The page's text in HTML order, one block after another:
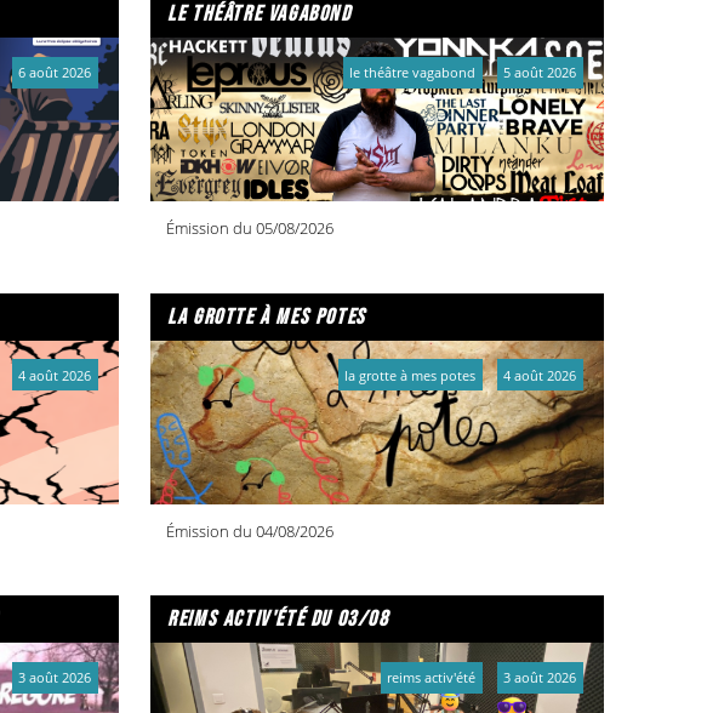
6 août 2026
le théâtre vagabond
Émission du 05/08/2026
le théâtre vagabond 5 août 2026
4 août 2026
la grotte à mes potes
Émission du 04/08/2026
la grotte à mes potes 4 août 2026
3 août 2026
reims activ'été du 03/08
reims activ'été 3 août 2026